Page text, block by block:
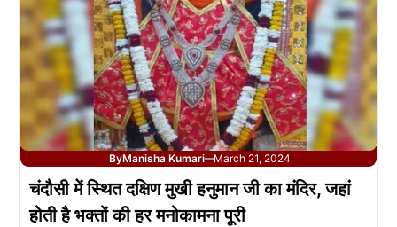
ByManisha Kumari—March 21, 2024
चंदौसी में स्थित दक्षिण मुखी हनुमान जी का मंदिर, जहां
होती है भक्तों की हर मनोकामना पूरी